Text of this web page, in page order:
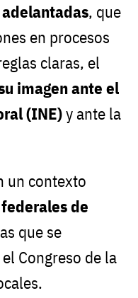
, que
en procesos
claras, el
imagen ante el
(INE)y ante la
un contexto
de
que se
Congreso de la